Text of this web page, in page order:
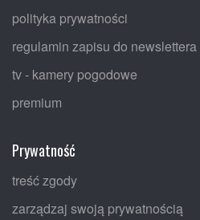
polityka prywatności
regulamin zapisu do newslettera
tv - kamery pogodowe
premium
Prywatność
treść zgody
zarządzaj swoją prywatnością